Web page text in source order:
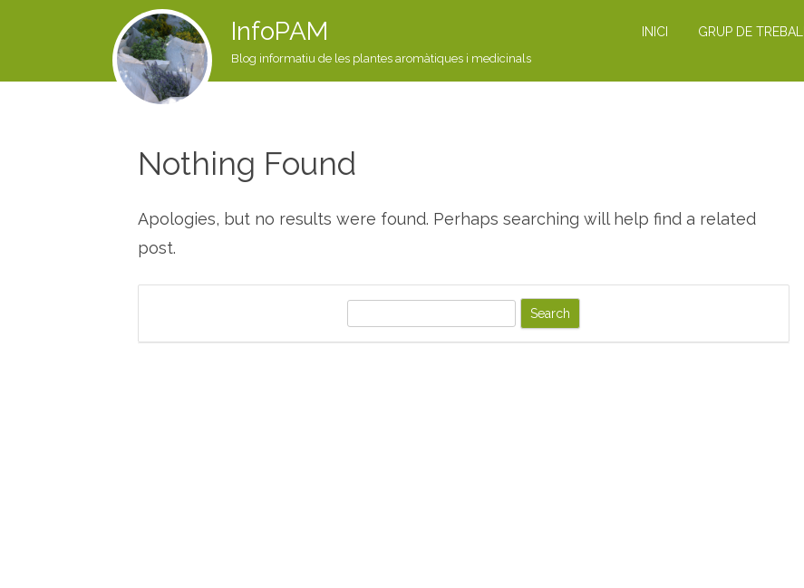
InfoPAM
Blog informatiu de les plantes aromàtiques i medicinals
INICI GRUP DE TREBALL
Nothing Found
Apologies, but no results were found. Perhaps searching will help find a related
post.
e